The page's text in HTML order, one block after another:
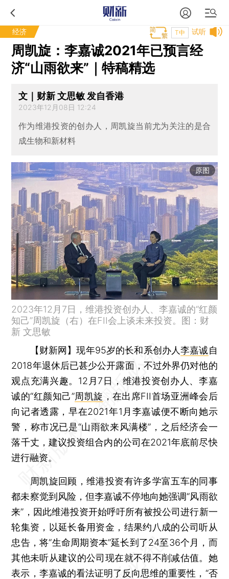
经济 试听
T中
周凯旋：李嘉诚2021年已预言经
济“山雨欲来”｜特稿精选
文｜财新 文思敏 发自香港
2023年12月08日 12:24
作为维港投资的创办人，周凯旋当前尤为关注的是合
成生物和新材料
原图
2023年12月7日，维港投资创办人、李嘉诚的“红颜
知己”周凯旋（右）在FII会上谈未来投资。图：财
新 文思敏
【财新网】现年95岁的长和系创办人李嘉诚自
2018年退休后已甚少公开露面，不过外界仍对他的
观点充满兴趣。12月7日，维港投资创办人、李嘉
诚的“红颜知己”周凯旋 ，在出席FII首场亚洲峰会后
向记者透露，早在2021年1月李嘉诚便不断向她示
警，称市况已是“山雨欲来风满楼”，之后经济会一
落千丈，建议投资组合内的公司在2021年底前尽快
进行融资。
周凯旋回顾，维港投资有许多学富五车的同事
都未察觉到风险，但李嘉诚不停地向她强调“风雨欲
来”，因此维港投资开始呼吁所有被投公司进行新一
轮集资，以延长备用资金，结果约八成的公司听从
忠告，将“生命周期资本”延长到了24至36个月，而
其他未听从建议的公司现在就不得不削减估值。她
表示，李嘉诚的看法证明了反向思维的重要性，“否